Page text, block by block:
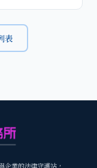
表
企業的法律守護站，